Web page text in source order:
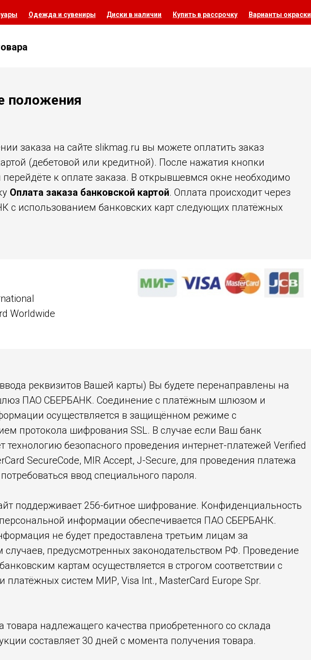
Одежда и сувениры Диски в наличии Купить в рассрочку Варианты окраски
положения
заказа на сайте slikmag.ru вы можете оплатить заказ
(дебетовой или кредитной). После нажатия кнопки
к оплате заказа. В открывшевмся окне необходимо
Оплата заказа банковской картой. Оплата происходит через
с использованием банковских карт следующих платёжных
Worldwide
реквизитов Вашей карты) Вы будете перенаправлены на
ПАО СБЕРБАНК. Соединение с платёжным шлюзом и
осуществляется в защищённом режиме с
протокола шифрования SSL. В случае если Ваш банк
технологию безопасного проведения интернет-платежей Verified
SecureCode, MIR Accept, J-Secure, для проведения платежа
ввод специального пароля.
поддерживает 256-битное шифрование. Конфиденциальность
информации обеспечивается ПАО СБЕРБАНК.
не будет предоставлена третьим лицам за
предусмотренных законодательством РФ. Проведение
картам осуществляется в строгом соответствии с
платёжных систем МИР, Visa Int., MasterCard Europe Spr.
товара надлежащего качества приобретенного со склада
составляет 30 дней с момента получения товара.